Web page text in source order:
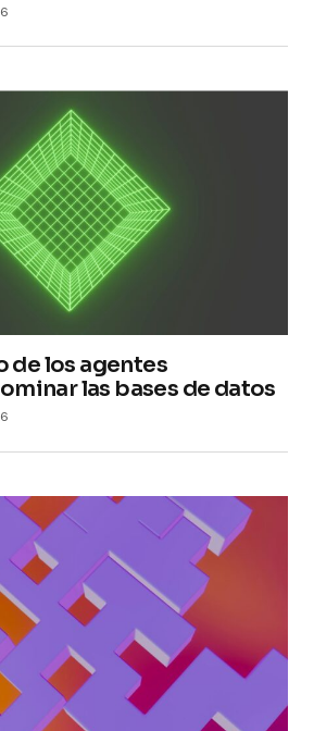
de los agentes
las bases de datos